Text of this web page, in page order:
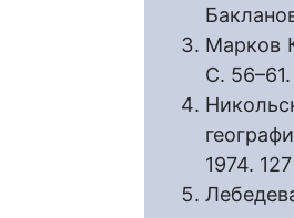
Марков
С. 56–61.
1974.